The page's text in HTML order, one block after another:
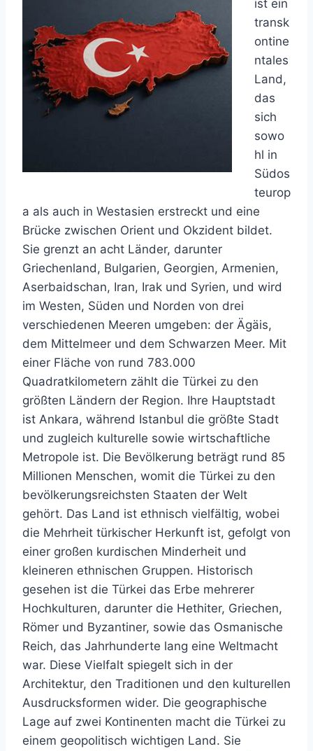
ist ein
transk
ontine
ntales
Land,
das
sich
sowo
hl in
Südos
teurop
a als auch in Westasien erstreckt und eine
Brücke zwischen Orient und Okzident bildet.
Sie grenzt an acht Länder, darunter
Griechenland, Bulgarien, Georgien, Armenien,
Aserbaidschan, Iran, Irak und Syrien, und wird
im Westen, Süden und Norden von drei
verschiedenen Meeren umgeben: der Ägäis,
dem Mittelmeer und dem Schwarzen Meer. Mit
einer Fläche von rund 783.000
Quadratkilometern zählt die Türkei zu den
größten Ländern der Region. Ihre Hauptstadt
ist Ankara, während Istanbul die größte Stadt
und zugleich kulturelle sowie wirtschaftliche
Metropole ist. Die Bevölkerung beträgt rund 85
Millionen Menschen, womit die Türkei zu den
bevölkerungsreichsten Staaten der Welt
gehört. Das Land ist ethnisch vielfältig, wobei
die Mehrheit türkischer Herkunft ist, gefolgt von
einer großen kurdischen Minderheit und
kleineren ethnischen Gruppen. Historisch
gesehen ist die Türkei das Erbe mehrerer
Hochkulturen, darunter die Hethiter, Griechen,
Römer und Byzantiner, sowie das Osmanische
Reich, das Jahrhunderte lang eine Weltmacht
war. Diese Vielfalt spiegelt sich in der
Architektur, den Traditionen und den kulturellen
Ausdrucksformen wider. Die geographische
Lage auf zwei Kontinenten macht die Türkei zu
einem geopolitisch wichtigen Land. Sie